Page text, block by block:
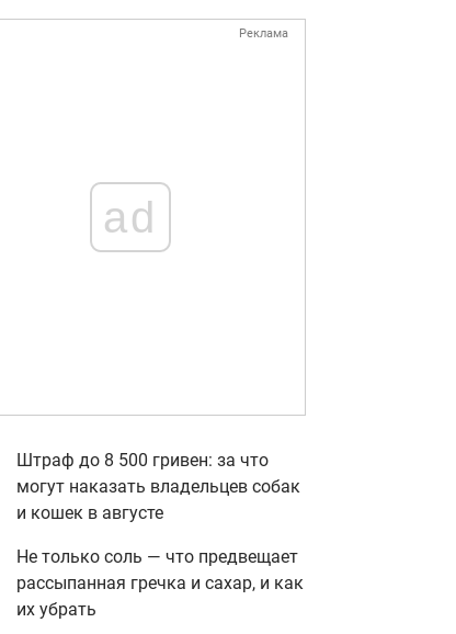
Реклама
ad
Штраф до 8 500 гривен: за что
могут наказать владельцев собак
и кошек в августе
Не только соль — что предвещает
рассыпанная гречка и сахар, и как
их убрать